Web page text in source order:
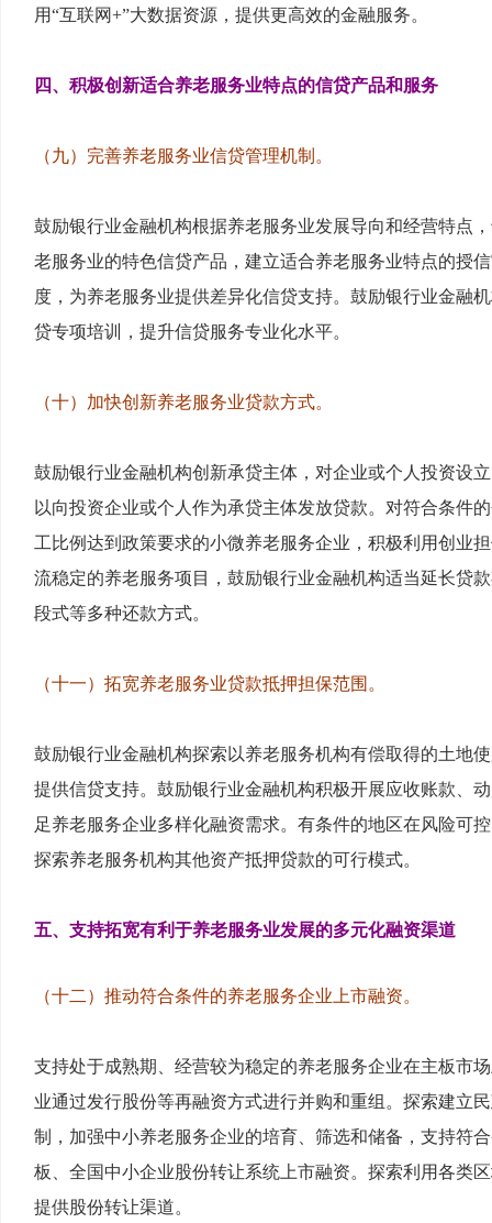
用“互联网+”大数据资源，提供更高效的金融服务。
四、积极创新适合养老服务业特点的信贷产品和服务
（九）完善养老服务业信贷管理机制。
鼓励银行业金融机构根据养老服务业发展导向和经营特点
老服务业的特色信贷产品，建立适合养老服务业特点的授
度，为养老服务业提供差异化信贷支持。鼓励银行业金融
贷专项培训，提升信贷服务专业化水平。
（十）加快创新养老服务业贷款方式。
鼓励银行业金融机构创新承贷主体，对企业或个人投资设
以向投资企业或个人作为承贷主体发放贷款。对符合条件
工比例达到政策要求的小微养老服务企业，积极利用创业
流稳定的养老服务项目，鼓励银行业金融机构适当延长贷
段式等多种还款方式。
（十一）拓宽养老服务业贷款抵押担保范围。
鼓励银行业金融机构探索以养老服务机构有偿取得的土地
提供信贷支持。鼓励银行业金融机构积极开展应收账款、
足养老服务企业多样化融资需求。有条件的地区在风险可
探索养老服务机构其他资产抵押贷款的可行模式。
五、支持拓宽有利于养老服务业发展的多元化融资渠道
（十二）推动符合条件的养老服务企业上市融资。
支持处于成熟期、经营较为稳定的养老服务企业在主板市
业通过发行股份等再融资方式进行并购和重组。探索建立
制，加强中小养老服务企业的培育、筛选和储备，支持符
板、全国中小企业股份转让系统上市融资。探索利用各类
提供股份转让渠道。